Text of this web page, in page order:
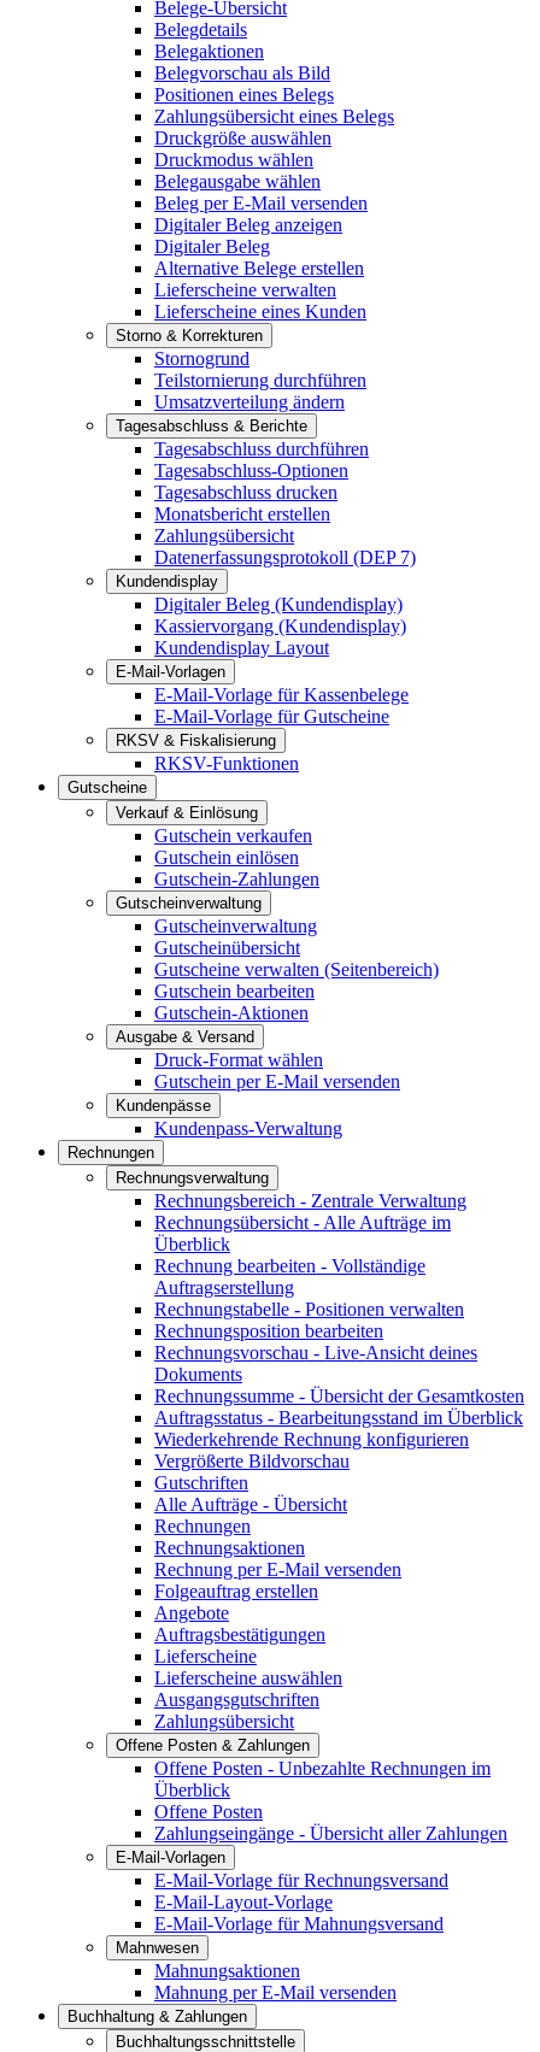
Belege-Übersicht
Belegdetails
Belegaktionen
Belegvorschau als Bild
Positionen eines Belegs
Zahlungsübersicht eines Belegs
Druckgröße auswählen
Druckmodus wählen
Belegausgabe wählen
Beleg per E-Mail versenden
Digitaler Beleg anzeigen
Digitaler Beleg
Alternative Belege erstellen
Lieferscheine verwalten
Lieferscheine eines Kunden
Storno & Korrekturen
Stornogrund
Teilstornierung durchführen
Umsatzverteilung ändern
Tagesabschluss & Berichte
Tagesabschluss durchführen
Tagesabschluss-Optionen
Tagesabschluss drucken
Monatsbericht erstellen
Zahlungsübersicht
Datenerfassungsprotokoll (DEP 7)
Kundendisplay
Digitaler Beleg (Kundendisplay)
Kassiervorgang (Kundendisplay)
Kundendisplay Layout
E-Mail-Vorlagen
E-Mail-Vorlage für Kassenbelege
E-Mail-Vorlage für Gutscheine
RKSV & Fiskalisierung
RKSV-Funktionen
Gutscheine
Verkauf & Einlösung
Gutschein verkaufen
Gutschein einlösen
Gutschein-Zahlungen
Gutscheinverwaltung
Gutscheinverwaltung
Gutscheinübersicht
Gutscheine verwalten (Seitenbereich)
Gutschein bearbeiten
Gutschein-Aktionen
Ausgabe & Versand
Druck-Format wählen
Gutschein per E-Mail versenden
Kundenpässe
Kundenpass-Verwaltung
Rechnungen
Rechnungsverwaltung
Rechnungsbereich - Zentrale Verwaltung
Rechnungsübersicht - Alle Aufträge im
Überblick
Rechnung bearbeiten - Vollständige
Auftragserstellung
Rechnungstabelle - Positionen verwalten
Rechnungsposition bearbeiten
Rechnungsvorschau - Live-Ansicht deines
Dokuments
Rechnungssumme - Übersicht der Gesamtkosten
Auftragsstatus - Bearbeitungsstand im Überblick
Wiederkehrende Rechnung konfigurieren
Vergrößerte Bildvorschau
Gutschriften
Alle Aufträge - Übersicht
Rechnungen
Rechnungsaktionen
Rechnung per E-Mail versenden
Folgeauftrag erstellen
Angebote
Auftragsbestätigungen
Lieferscheine
Lieferscheine auswählen
Ausgangsgutschriften
Zahlungsübersicht
Offene Posten & Zahlungen
Offene Posten - Unbezahlte Rechnungen im
Überblick
Offene Posten
Zahlungseingänge - Übersicht aller Zahlungen
E-Mail-Vorlagen
E-Mail-Vorlage für Rechnungsversand
E-Mail-Layout-Vorlage
E-Mail-Vorlage für Mahnungsversand
Mahnwesen
Mahnungsaktionen
Mahnung per E-Mail versenden
Buchhaltung & Zahlungen
Buchhaltungsschnittstelle